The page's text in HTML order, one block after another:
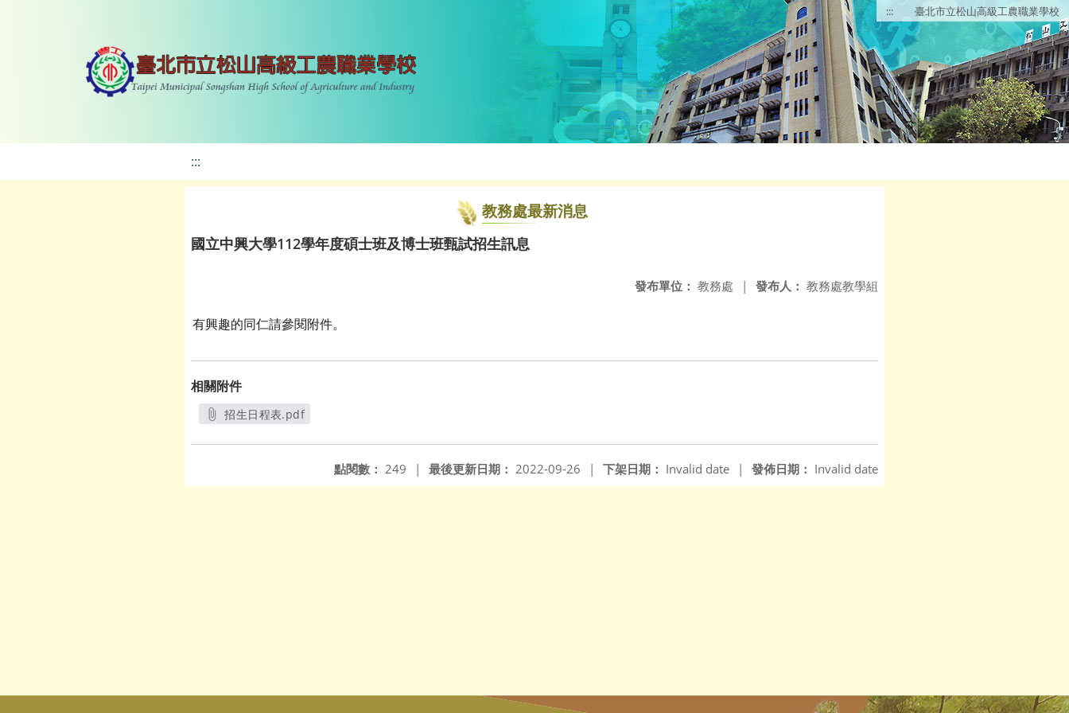
::: 臺北市立松山高級工農職業學校
:::
教務處最新消息
國立中興大學112學年度碩士班及博士班甄試招生訊息
發布人： 教務處教學組
發布單位： 教務處 |
有興趣的同仁請參閱附件。
相關附件
招生日程表.pdf
發佈日期： Invalid date
下架日期： Invalid date |
最後更新日期： 2022-09-26 |
點閱數： 249 |